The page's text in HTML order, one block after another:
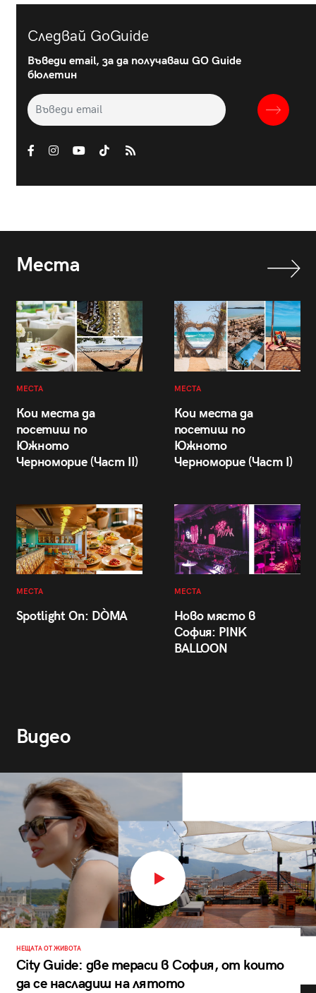
Следвай GoGuide
Въведи email, за да получаваш GO Guide
бюлетин
Места
МЕСТА
Кои места да
посетиш по
Южното
Черноморие (Част II)
МЕСТА
Кои места да
посетиш по
Южното
Черноморие (Част I)
МЕСТА
Spotlight On: DÒMA
МЕСТА
Ново място в
София: PINK
BALLOON
Видео
НЕЩАТА ОТ ЖИВОТА
City Guide: две тераси в София, от които
да се насладиш на лятото